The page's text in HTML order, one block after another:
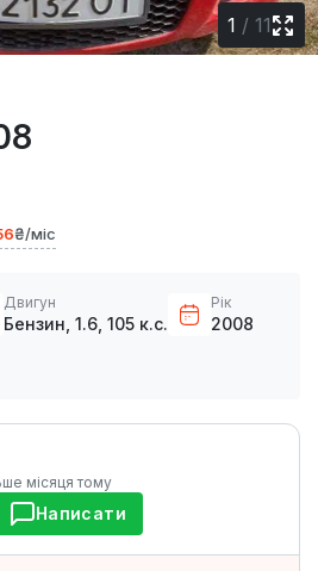
1 / 11
₴/міс
Двигун
Бензин, 1.6, 105 к.с.
Рік
2008
місяця тому
Написати